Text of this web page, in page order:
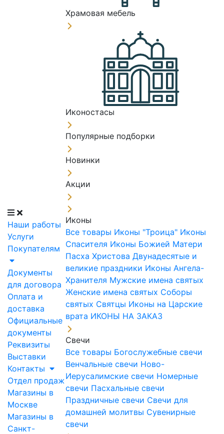
Наши работы
Услуги
Покупателям
Документы
для договора
Оплата и
доставка
Официальные
документы
Реквизиты
Выставки
Контакты
Отдел продаж
Магазины в
Москве
Магазины в
Санкт-
Храмовая мебель
Иконостасы
Популярные подборки
Новинки
Акции
Иконы
Все товары Иконы "Троица" Иконы
Спасителя Иконы Божией Матери
Пасха Христова Двунадесятые и
великие праздники Иконы Ангела-
Хранителя Мужские имена святых
Женские имена святых Соборы
святых Святцы Иконы на Царские
врата ИКОНЫ НА ЗАКАЗ
Свечи
Все товары Богослужебные свечи
Венчальные свечи Ново-
Иерусалимские свечи Номерные
свечи Пасхальные свечи
Праздничные свечи Свечи для
домашней молитвы Сувенирные
свечи